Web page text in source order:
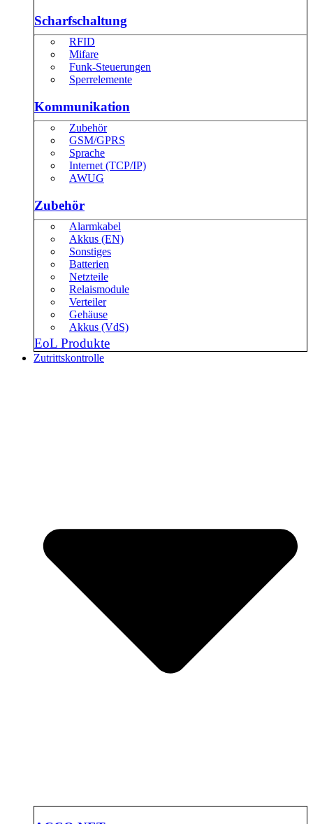
Scharfschaltung
RFID
Mifare
Funk-Steuerungen
Sperrelemente
Kommunikation
Zubehör
GSM/GPRS
Sprache
Internet (TCP/IP)
AWUG
Zubehör
Alarmkabel
Akkus (EN)
Sonstiges
Batterien
Netzteile
Relaismodule
Verteiler
Gehäuse
Akkus (VdS)
EoL Produkte
Zutrittskontrolle